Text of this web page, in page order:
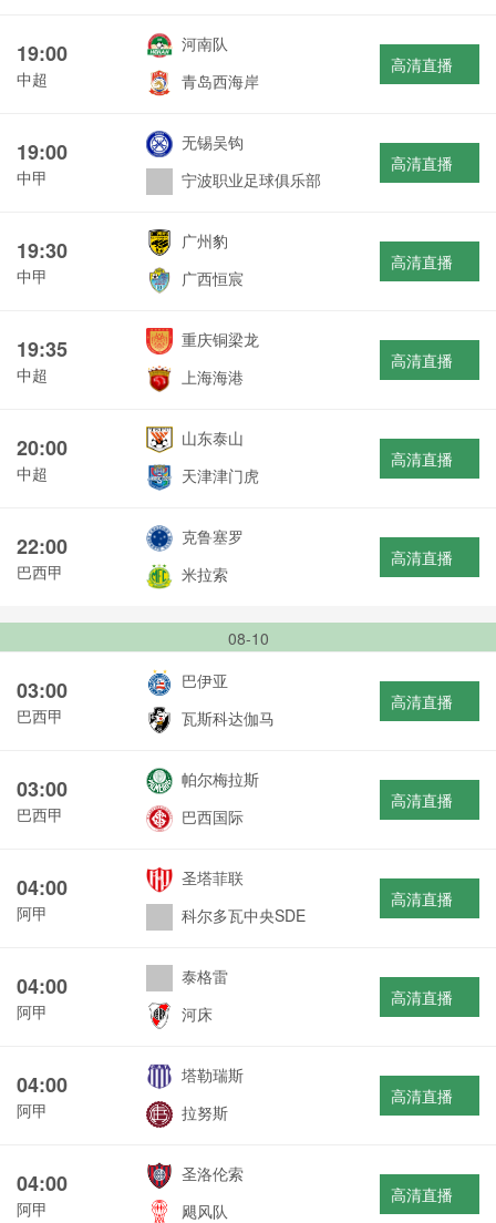
19:00
中超
河南队
青岛西海岸
高清直播
19:00
中甲
无锡吴钩
宁波职业足球俱乐部
高清直播
19:30
中甲
广州豹
广西恒宸
高清直播
19:35
中超
重庆铜梁龙
上海海港
高清直播
20:00
中超
山东泰山
天津津门虎
高清直播
22:00
巴西甲
克鲁塞罗
米拉索
高清直播
08-10
03:00
巴西甲
巴伊亚
瓦斯科达伽马
高清直播
03:00
巴西甲
帕尔梅拉斯
巴西国际
高清直播
04:00
阿甲
圣塔菲联
科尔多瓦中央SDE
高清直播
04:00
阿甲
泰格雷
河床
高清直播
04:00
阿甲
塔勒瑞斯
拉努斯
高清直播
04:00
阿甲
圣洛伦索
飓风队
高清直播